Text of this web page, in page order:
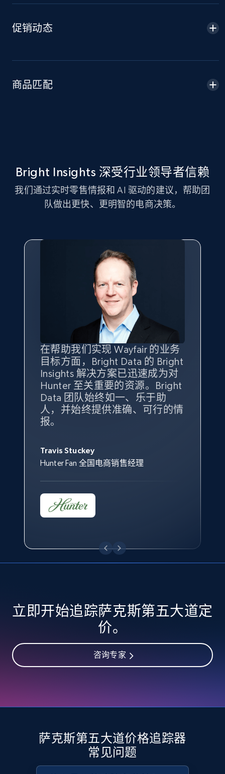
Amazon sellers info
2.5K+ 359+ 立即开始
eBay - Gather data on products using
URL, Product id, Title, Seller name, Seller rating,
Seller reviews, Breadcrumbs, Root category, and
359+
eBay - Collect products from shops on eBay
URL, Product id, Title, Seller name, Seller rating,
Seller reviews, Breadcrumbs, Root category, and
more.
eBay - Collect records by category
URL, Product id, Title, Seller name, Seller rating,
Seller reviews, Breadcrumbs, Root category, and
more.
URL, Product id, Title, Product description,
Rating, Reviews count, Images, Variations, and
199+
Google Shopping - collects products from
URL, Product id, Title, Product description,
Rating, Reviews count, Images, Variations, and
促销动态
商品匹配
Bright Insights 深受行业领导者信赖
我们通过实时零售情报和 AI 驱动的建议，帮助团
队做出更快、更明智的电商决策。
在帮助我们实现 Wayfair 的业务
目标方面，Bright Data 的 Bright
Insights 解决方案已迅速成为对
Hunter 至关重要的资源。Bright
Data 团队始终如一、乐于助
人，并始终提供准确、可行的情
报。
Travis Stuckey
Hunter Fan 全国电商销售经理
Bright Insights 的数据极大地支
持了我们公司的目标。每个产品
类别的市场份额帮助我们以主要
竞争对手为基准，而供应商的销
售情况则从战术上帮助我们的营
销团队扩大产品种类。
Overstock 的客户战略与洞察总监
我们之所以选择 Bright
Insights，是因为它能够跟踪销
售情况，并绘制对我们业务至关
重要的竞争产品类别图。
Yael Fridman
Keter 的市场总监
借助 Bright Data 的解决方案，
我们获得了对市场领域、产品、
竞争格局以及消费者行为趋势的
独特且全面的洞察。
Beverly Taylor
Kingston Brass, Inc. 商品规划总监
立即开始追踪萨克斯第五大道定
价。
咨询专家
萨克斯第五大道价格追踪器
常见问题